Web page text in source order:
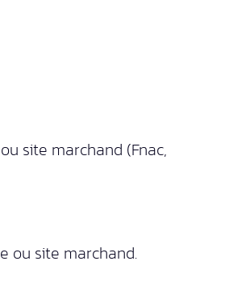
site marchand (Fnac,
ou site marchand.